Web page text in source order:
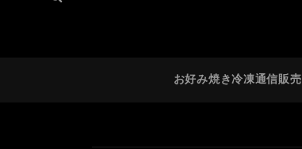
お好み焼き冷凍通信販売